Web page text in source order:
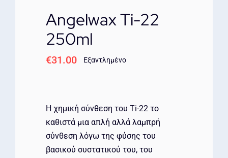
Angelwax Ti-22
250ml
€31.00 Εξαντλημένο
Η χημική σύνθεση του Ti-22 το
καθιστά μια απλή αλλά λαμπρή
σύνθεση λόγω της φύσης του
βασικού συστατικού του, του